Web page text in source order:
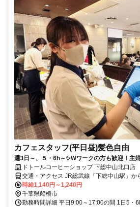
カフェスタッフ(平日昼)髪色自由
週3日～、５・6h～✨Wワークの方も歓迎！主
ドトールコーヒーショップ 下総中山北口店
交通・アクセス JR総武線「下総中山駅」か
時給1,140円～1,240円
千葉県船橋市
勤務時間詳細 平日9:00～17:00の間 1日5・